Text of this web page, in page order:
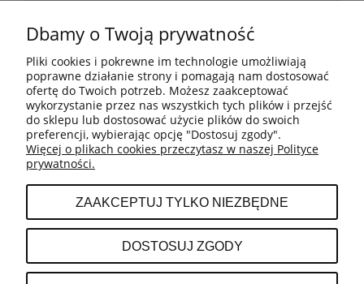
BESTSELLERY
MOJE KONTO
INFORMACJE
Dbamy o Twoją prywatność
Pliki cookies i pokrewne im technologie umożliwiają
poprawne działanie strony i pomagają nam dostosować
ofertę do Twoich potrzeb. Możesz zaakceptować
wykorzystanie przez nas wszystkich tych plików i przejść
do sklepu lub dostosować użycie plików do swoich
preferencji, wybierając opcję "Dostosuj zgody".
Więcej o plikach cookies przeczytasz w naszej Polityce
prywatności.
ZAAKCEPTUJ TYLKO NIEZBĘDNE
DOSTOSUJ ZGODY